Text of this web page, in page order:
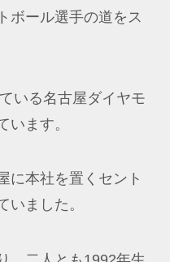
ボール選手の道をス
いる名古屋ダイヤモ
います。
に本社を置くセント
いました。